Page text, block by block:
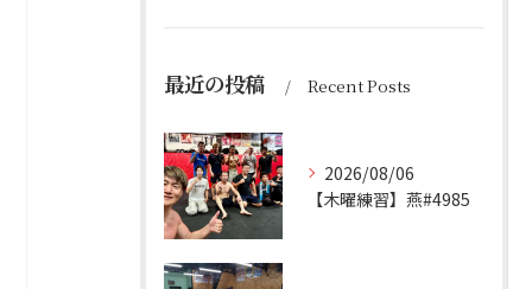
最近の投稿 Recent Posts
2026/08/06
【木曜練習】燕#4985